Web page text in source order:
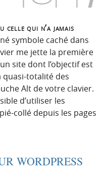
celle qui n’a jamais
symbole caché dans
me jette la première
site dont l’objectif est
totalité des
Alt de votre clavier.
d’utiliser les
collé depuis les pages
WORDPRESS